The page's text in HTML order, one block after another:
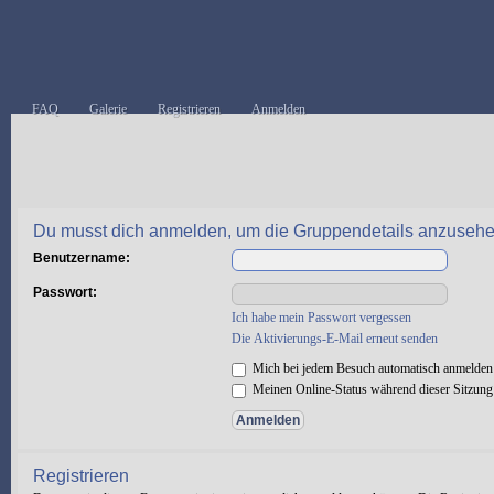
FAQ Galerie Registrieren Anmelden
Du musst dich anmelden, um die Gruppendetails
Benutzername:
Passwort:
Ich habe mein Passwort vergessen
Die Aktivierungs-E-Mail erneut senden
Mich bei jedem Besuch automatisch anmelden
Meinen Online-Status während dieser
Registrieren